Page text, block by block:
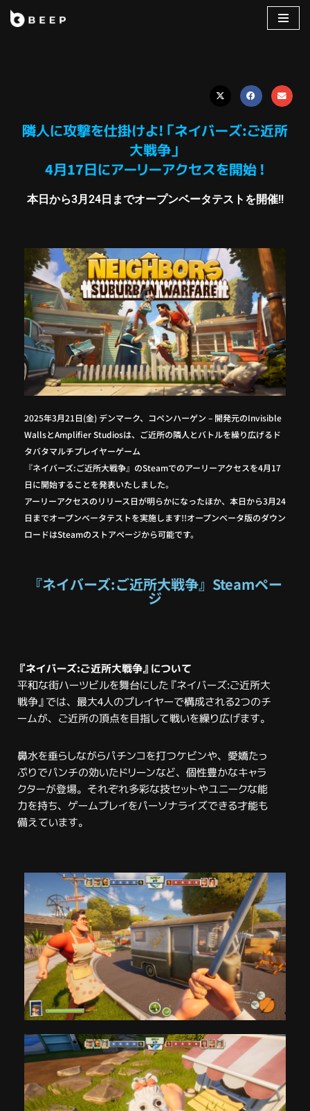
隣人に攻撃を仕掛けよ!「ネイバーズ:ご近所
大戦争」
4月17日にアーリーアクセスを開始 !
本日から3月24日までオープンベータテストを開催!!
2025年3月21日(金) デンマーク、コペンハーゲン – 開発元のInvisible
WallsとAmplifier Studiosは、ご近所の隣人とバトルを繰り広げるド
タバタマルチプレイヤーゲーム
『ネイバーズ:ご近所大戦争』のSteamでのアーリーアクセスを4月17
日に開始することを発表いたしました。
アーリーアクセスのリリース日が明らかになったほか、本日から3月24
日までオープンベータテストを実施します!!オープンベータ版のダウン
ロードはSteamのストアページから可能です。
『ネイバーズ:ご近所大戦争』Steamペー
ジ
『ネイバーズ:ご近所大戦争』について
平和な街ハーツビルを舞台にした『ネイバーズ:ご近所大
戦争』では、最大4人のプレイヤーで構成される2つのチ
ームが、ご近所の頂点を目指して戦いを繰り広げます。
鼻水を垂らしながらパチンコを打つケビンや、愛嬌たっ
ぷりでパンチの効いたドリーンなど、個性豊かなキャラ
クターが登場。それぞれ多彩な技セットやユニークな能
力を持ち、ゲームプレイをパーソナライズできる才能も
備えています。